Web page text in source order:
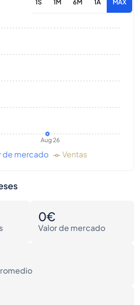
1S 1M 6M 1A MAX
Aug 26
de mercado Ventas
0€
Valor de mercado